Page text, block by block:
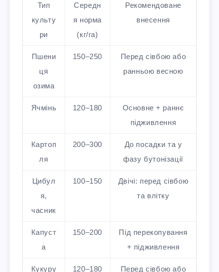
Тип
культу
ри
Середн
я норма
(кг/га)
Рекомендоване
внесення
Пшени
ця
озима
150–250
Перед сівбою або
ранньою весною
Ячмінь 120–180
Основне + раннє
підживлення
Картоп
ля
200–300
До посадки та у
фазу бутонізації
Цибул
я,
часник
100–150
Двічі: перед сівбою
та влітку
Капуст
а
150–200
Під перекопування
+ підживлення
Кукуру 120–180 Перед сівбою або